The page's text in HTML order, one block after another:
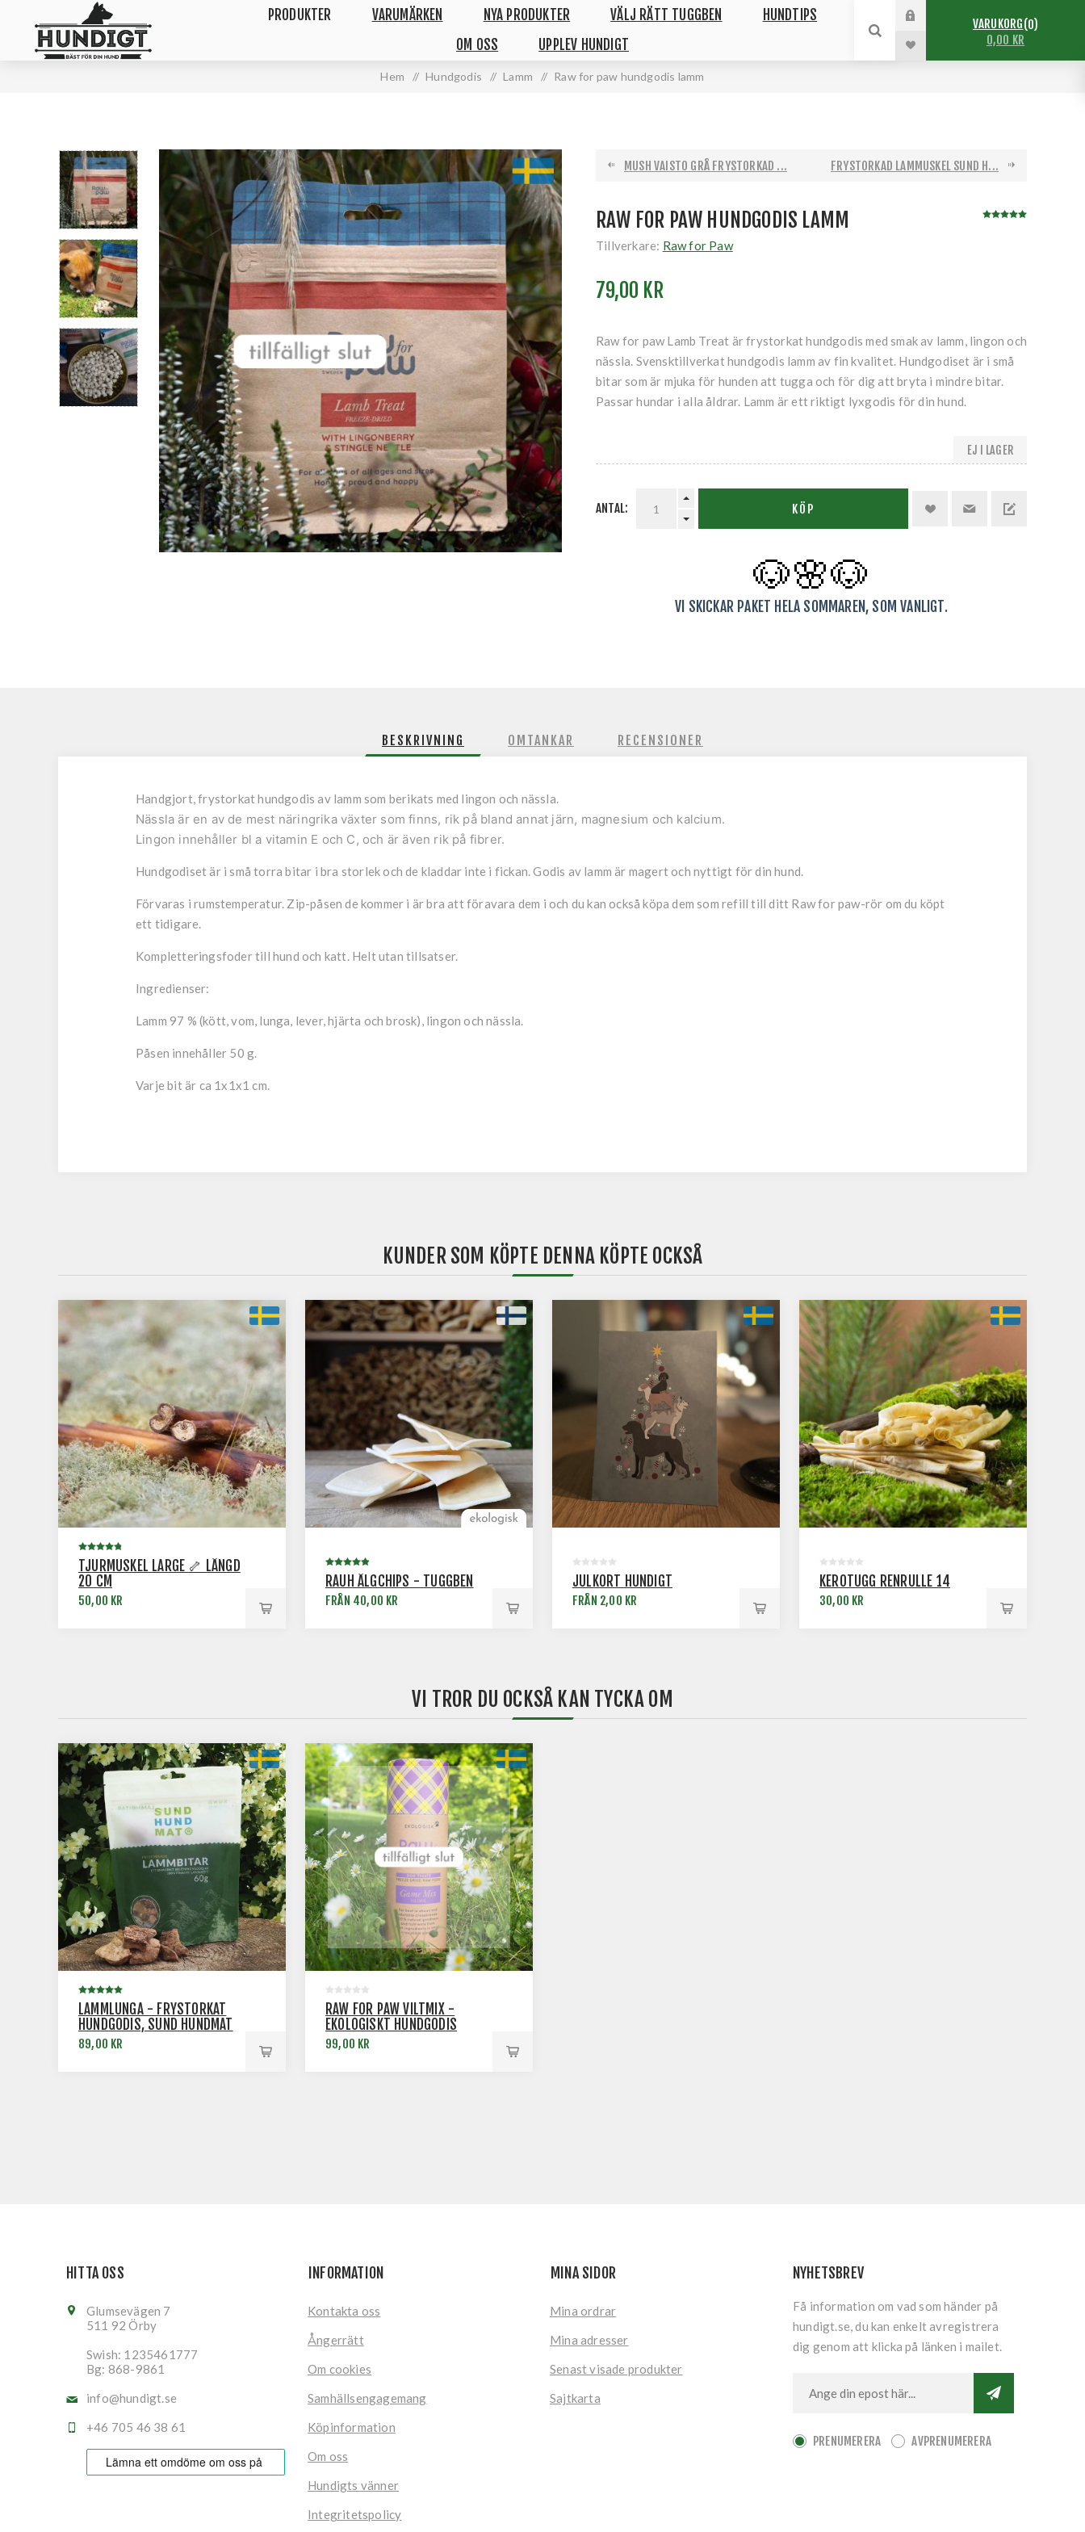
PRODUKTER VARUMÄRKEN NYA PRODUKTER VÄLJ RÄTT TUGGBEN
HUNDTIPS
OM OSS
UPPLEV HUNDIGT
VARUKORG 0
0,00 KR
Hem / Hundgodis / Lamm / Raw for paw hundgodis lamm
MUSH VAISTO GRÅ FRYSTORKAD ... FRYSTORKAD LAMMUSKEL SUND H...
RAW FOR PAW HUNDGODIS LAMM
Tillverkare: Raw for Paw
79,00 KR
Raw for paw Lamb Treat är frystorkat hundgodis med smak av lamm, lingon och
nässla. Svensktillverkat hundgodis lamm av fin kvalitet. Hundgodiset är i små
bitar som är mjuka för hunden att tugga och för dig att bryta i mindre bitar.
Passar hundar i alla åldrar. Lamm är ett riktigt lyxgodis för din hund.
EJ I LAGER
ANTAL: KÖP
🐶🌸🐶
VI SKICKAR PAKET HELA SOMMAREN, SOM VANLIGT.
BESKRIVNING OMTANKAR RECENSIONER
Handgjort, frystorkat hundgodis av lamm som berikats med lingon och nässla.
Nässla är en av de mest näringrika växter som finns, rik på bland annat järn, magnesium och kalcium.
Lingon innehåller bl a vitamin E och C, och är även rik på fibrer.
Hundgodiset är i små torra bitar i bra storlek och de kladdar inte i fickan. Godis av lamm är magert och nyttigt för din hund.
Förvaras i rumstemperatur. Zip-påsen de kommer i är bra att föravara dem i och du kan också köpa dem som refill till ditt Raw for paw-rör om du köpt
ett tidigare.
Kompletteringsfoder till hund och katt. Helt utan tillsatser.
Ingredienser:
Lamm 97 % (kött, vom, lunga, lever, hjärta och brosk), lingon och nässla.
Påsen innehåller 50 g.
Varje bit är ca 1x1x1 cm.
KUNDER SOM KÖPTE DENNA KÖPTE OCKSÅ
TJURMUSKEL LARGE 🦴 LÄNGD
20 CM
50,00 KR
RAUH ÄLGCHIPS - TUGGBEN
FRÅN 40,00 KR
JULKORT HUNDIGT
FRÅN 2,00 KR
KEROTUGG RENRULLE 14
30,00 KR
VI TROR DU OCKSÅ KAN TYCKA OM
LAMMLUNGA - FRYSTORKAT
HUNDGODIS, SUND HUNDMAT
89,00 KR
RAW FOR PAW VILTMIX -
EKOLOGISKT HUNDGODIS
99,00 KR
HITTA OSS
Glumsevägen 7
511 92 Örby
Swish: 1235461777
Bg: 868-9861
info@hundigt.se
+46 705 46 38 61
INFORMATION
Kontakta oss
Ångerrätt
Om cookies
Samhällsengagemang
Köpinformation
Om oss
Hundigts vänner
Integritetspolicy
MINA SIDOR
Mina ordrar
Mina adresser
Senast visade produkter
Sajtkarta
NYHETSBREV
Få information om vad som händer på
hundigt.se, du kan enkelt avregistrera
dig genom att klicka på länken i mailet.
PRENUMERERA AVPRENUMERERA